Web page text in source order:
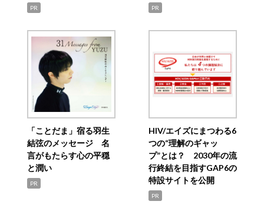
PR PR
「ことだま」宿る羽生
結弦のメッセージ 名
言がもたらす心の平穏
と潤い
PR
HIV/エイズにまつわる6
つの“理解のギャッ
プ”とは？ 2030年の流
行終結を目指すGAP6の
特設サイトを公開
PR